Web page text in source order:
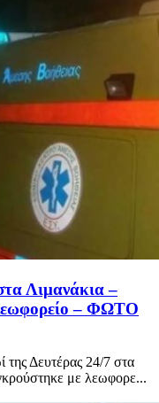
Λιμανάκια –
– ΦΩΤΟ
της Δευτέρας 24/7 στα
με λεωφορε...